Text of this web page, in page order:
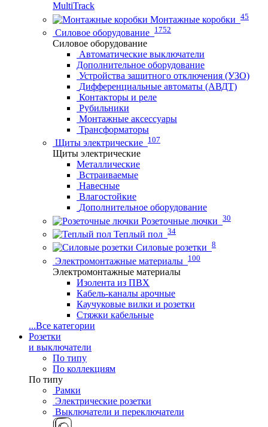
MultiTrack
Монтажные коробки 45
Силовое оборудование 1752
Силовое оборудование
Автоматические выключатели
Дополнительное оборудование
Устройства защитного отключения (УЗО)
Дифференциальные автоматы (АВДТ)
Контакторы и реле
Рубильники
Монтажные аксессуары
Трансформаторы
Щиты электрические 107
Щиты электрические
Металлические
Встраиваемые
Навесные
Влагостойкие
Дополнительное оборудование
Розеточные лючки 30
Теплый пол 34
Силовые розетки 8
Электромонтажные материалы 100
Электромонтажные материалы
Изолента из ПВХ
Кабель-каналы арочные
Каучуковые вилки и розетки
Стяжки кабельные
...Все категории
Розетки
и выключатели
По типу
По коллекциям
По типу
Рамки
Электрические розетки
Выключатели и переключатели